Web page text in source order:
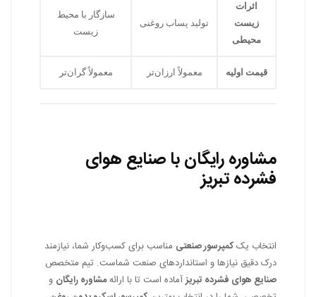
اثرات
زیست
محیطی
تولید پساب روغنی
سازگار با محیط
زیست
قیمت اولیه معمولاً ارزان‌تر معمولاً گران‌تر
مشاوره رایگان با صنایع هوای
فشرده تبریز
انتخاب یککمپرسور صنعتی مناسب برای کسب‌وکار شما، نیازمند
درک دقیق نیازها و استانداردهای صنعت شماست. تیم متخصص
صنایع هوای فشرده تبریزآماده است تا با ارائهمشاوره رایگان و